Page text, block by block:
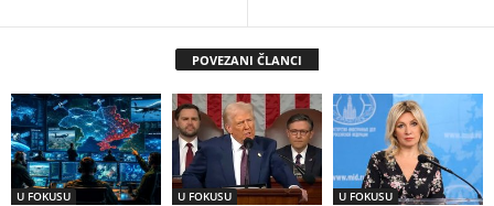
POVEZANI ČLANCI
U FOKUSU U FOKUSU U FOKUSU